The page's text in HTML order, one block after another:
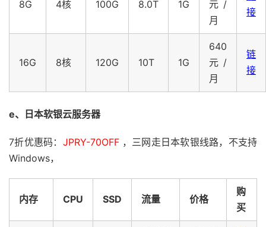
8G 4核 100G 8.0T 1G
元/
月
接
16G 8核 120G 10T 1G
640
元/
月
链
接
e、日本软银云服务器
7折优惠码： JPRY-70OFF ，三网走日本软银线路，不支持
Windows，
内存 CPU SSD 流量 价格
购
买